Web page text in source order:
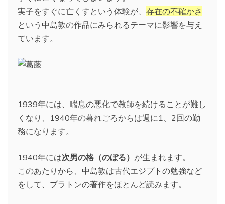
実子をすぐに亡くすという体験が、 存在の不確かさ
という中島敦の作品にみられるテーマに影響を与え
ています。
1939年には、喘息の悪化で教師を続けることが難し
くなり、1940年の暮れごろからは週に1、2回の勤
務になります。
1940年には次男の格（のぼる） が生まれます。
このあたりから、中島敦は古代エジプトの勉強など
をして、プラトンの著作をほとんど読みます。